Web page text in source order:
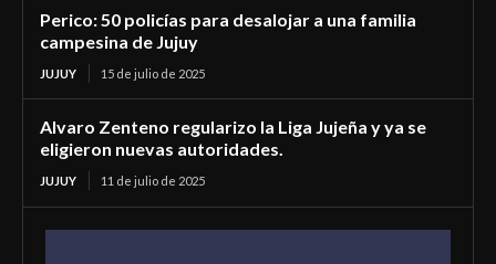
Perico: 50 policías para desalojar a una familia
campesina de Jujuy
JUJUY 15 de julio de 2025
Alvaro Zenteno regularizo la Liga Jujeña y ya se
eligieron nuevas autoridades.
JUJUY 11 de julio de 2025